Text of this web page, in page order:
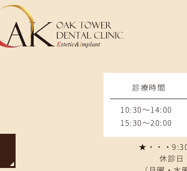
診療時間
10:30～14:00
15:30～20:00
★・・・
休診日